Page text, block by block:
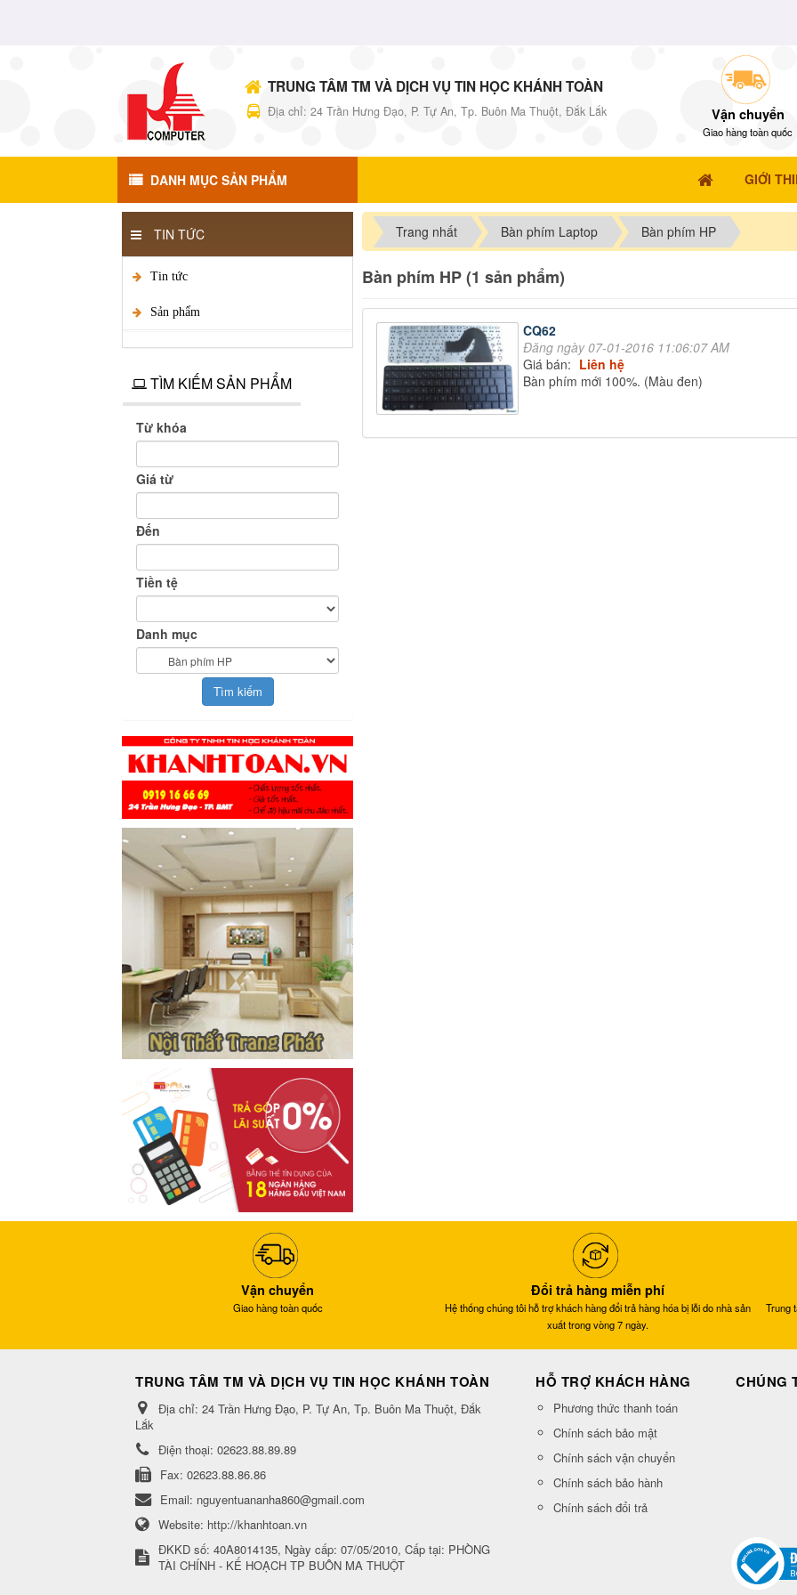
TRUNG TÂM TM VÀ DỊCH VỤ TIN HỌC KHÁNH TOÀN
Địa chỉ: 24 Trần Hưng Đạo, P. Tự An, Tp. Buôn Ma Thuột, Đắk Lắk Vận chuyển
Giao hàng toàn quốc
DANH MỤC SẢN PHẨM GIỚI
Trang nhất Bàn phím Laptop Bàn phím HP
Bàn phím HP (1 sản phẩm)
CQ62
Đăng ngày 07-01-2016 11:06:07 AM
Giá bán: Liên hệ
Bàn phím mới 100%. (Màu đen)
TIN TỨC
Tin tức
Sản phẩm
TÌM KIẾM SẢN PHẨM
Từ khóa
Giá từ
Đến
Tiền tệ
Danh mục
Vận chuyển
Giao hàng toàn quốc
Đổi trả hàng miễn phí
Hệ thống chúng tôi hỗ trợ khách hàng đổi trả hàng hóa bị lỗi do nhà sản
xuất trong vòng 7 ngày.
Trung
TRUNG TÂM TM VÀ DỊCH VỤ TIN HỌC KHÁNH TOÀN
Địa chỉ: 24 Trần Hưng Đạo, P. Tự An, Tp. Buôn Ma Thuột, Đắk
Lắk
Điện thoại: 02623.88.89.89
Fax: 02623.88.86.86
Email: nguyentuananha860@gmail.com
Website: http://khanhtoan.vn
ĐKKD số: 40A8014135, Ngày cấp: 07/05/2010, Cấp tại: PHÒNG
TÀI CHÍNH - KẾ HOẠCH TP BUÔN MA THUỘT
HỖ TRỢ KHÁCH HÀNG
Phương thức thanh toán
Chính sách bảo mật
Chính sách vận chuyển
Chính sách bảo hành
Chính sách đổi trả
CHÚNG